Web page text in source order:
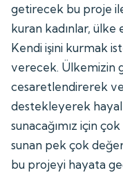
getirecek bu proje
kuran kadınlar, ülke
Kendi işini kurmak
verecek. Ülkemizin
cesaretlendirerek
destekleyerek
sunacağımız için
sunan pek çok
bu projeyi hayata